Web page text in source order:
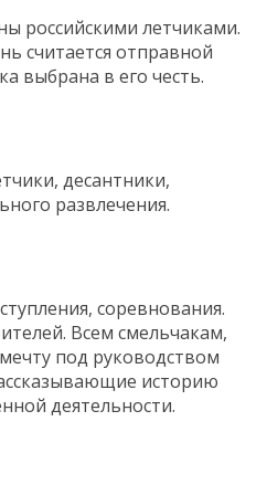
российскими летчиками.
считается отправной
выбрана в его честь.
десантники,
развлечения.
соревнования.
Всем смельчакам,
под руководством
историю
деятельности.